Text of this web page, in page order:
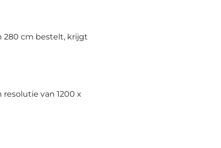
280 cm bestelt, krijgt
van 1200 x